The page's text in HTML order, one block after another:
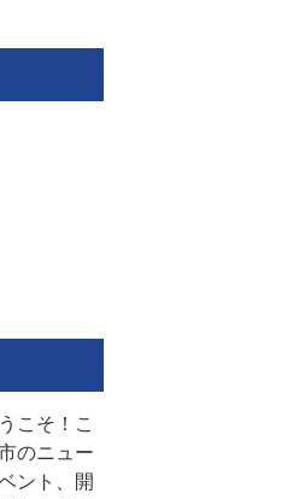
こそ！こ
のニュー
ント、開